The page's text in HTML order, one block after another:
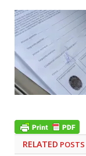
RELATED POSTS